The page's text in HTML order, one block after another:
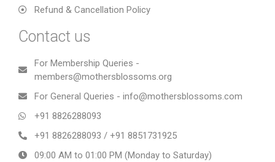
Refund & Cancellation Policy
Contact us
For Membership Queries -
members@mothersblossoms.org
For General Queries - info@mothersblossoms.com
+91 8826288093
+91 8826288093 / +91 8851731925
09:00 AM to 01:00 PM (Monday to Saturday)